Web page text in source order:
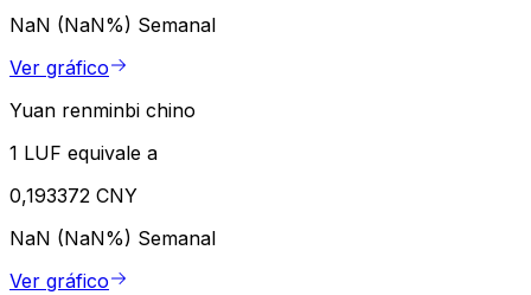
NaN (NaN%) Semanal
Ver gráfico
Yuan renminbi chino
1 LUF equivale a
0,193372 CNY
NaN (NaN%) Semanal
Ver gráfico